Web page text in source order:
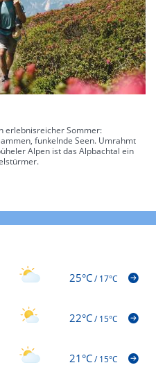
erlebnisreicher Sommer:
funkelnde Seen. Umrahmt
Alpen ist das Alpbachtal ein
25°C/17°C
22°C/15°C
21°C/15°C